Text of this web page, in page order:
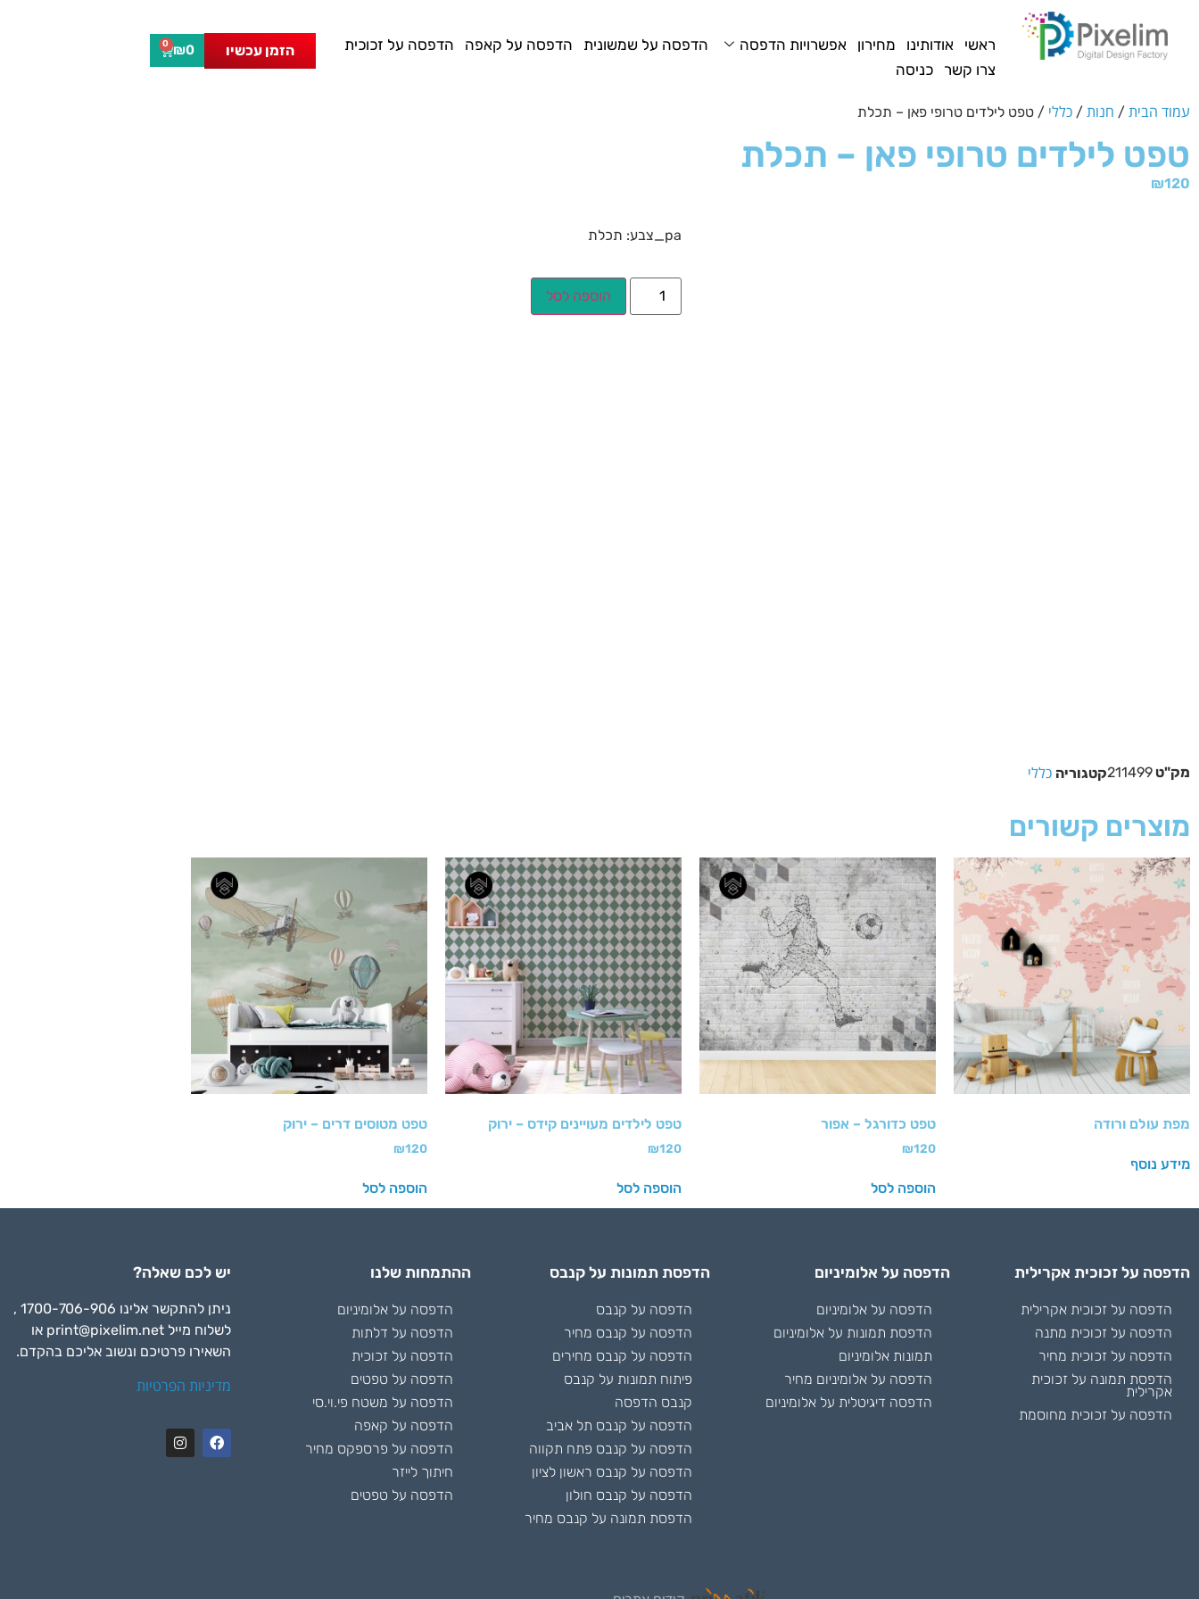
ראשי אודותינו מחירון אפשרויות הדפסה הדפסה על שמשונית הדפסה על קאפה
הדפסה על זכוכית
צרו קשר
כניסה
הזמן עכשיו ₪0
0
עמוד הבית / חנות / כללי / טפט לילדים טרופי פאן – תכלת
טפט לילדים טרופי פאן – תכלת
₪120
pa_צבע: תכלת
הוספה לסל
מק"ט 211499קטגוריה כללי
מוצרים קשורים
מפת עולם ורודה
מידע נוסף
טפט כדורגל – אפור
₪120
הוספה לסל
טפט לילדים מעויינים קידס – ירוק
₪120
הוספה לסל
טפט מטוסים דרים – ירוק
₪120
הוספה לסל
הדפסה על זכוכית אקרילית
הדפסה על זכוכית אקרילית
הדפסה על זכוכית מתנה
הדפסה על זכוכית מחיר
הדפסת תמונה על זכוכית
אקרילית
הדפסה על זכוכית מחוסמת
הדפסה על אלומיניום
הדפסה על אלומיניום
הדפסת תמונות על אלומיניום
תמונות אלומיניום
הדפסה על אלומיניום מחיר
הדפסה דיגיטלית על אלומיניום
הדפסת תמונות על קנבס
הדפסה על קנבס
הדפסה על קנבס מחיר
הדפסה על קנבס מחירים
פיתוח תמונות על קנבס
קנבס הדפסה
הדפסה על קנבס תל אביב
הדפסה על קנבס פתח תקווה
הדפסה על קנבס ראשון לציון
הדפסה על קנבס חולון
הדפסת תמונה על קנבס מחיר
ההתמחות שלנו
הדפסה על אלומיניום
הדפסה על דלתות
הדפסה על זכוכית
הדפסה על טפטים
הדפסה על משטח פי.וי.סי
הדפסה על קאפה
הדפסה על פרספקס מחיר
חיתוך לייזר
הדפסה על טפטים
יש לכם שאלה?
ניתן להתקשר אלינו 1700-706-906 ,
לשלוח מיילprint@pixelim.net או
השאירו פרטיכם ונשוב אליכם בהקדם.
מדיניות הפרטיות